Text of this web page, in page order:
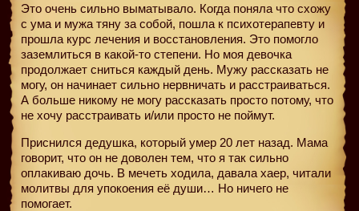
Это очень сильно выматывало. Когда поняла что схожу
с ума и мужа тяну за собой, пошла к психотерапевту и
прошла курс лечения и восстановления. Это помогло
заземлиться в какой-то степени. Но моя девочка
продолжает сниться каждый день. Мужу рассказать не
могу, он начинает сильно нервничать и расстраиваться.
А больше никому не могу рассказать просто потому, что
не хочу расстраивать и/или просто не поймут.
Приснился дедушка, который умер 20 лет назад. Мама
говорит, что он не доволен тем, что я так сильно
оплакиваю дочь. В мечеть ходила, давала хаер, читали
молитвы для упокоения её души… Но ничего не
помогает.